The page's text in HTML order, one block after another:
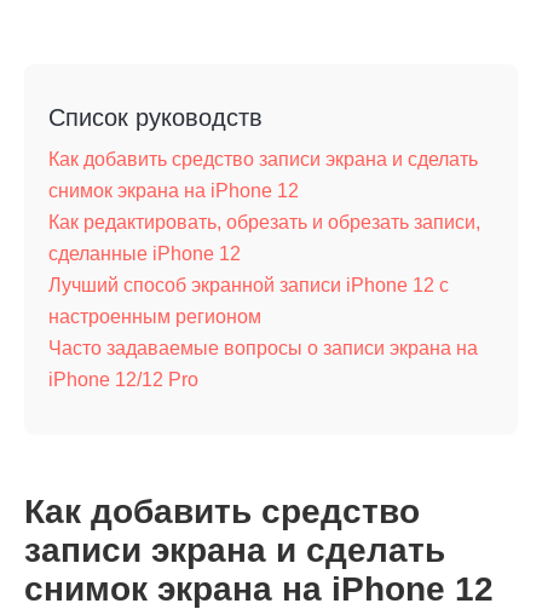
Список руководств
Как добавить средство записи экрана и сделать
снимок экрана на iPhone 12
Как редактировать, обрезать и обрезать записи,
сделанные iPhone 12
Лучший способ экранной записи iPhone 12 с
настроенным регионом
Часто задаваемые вопросы о записи экрана на
iPhone 12/12 Pro
Как добавить средство
записи экрана и сделать
снимок экрана на iPhone 12